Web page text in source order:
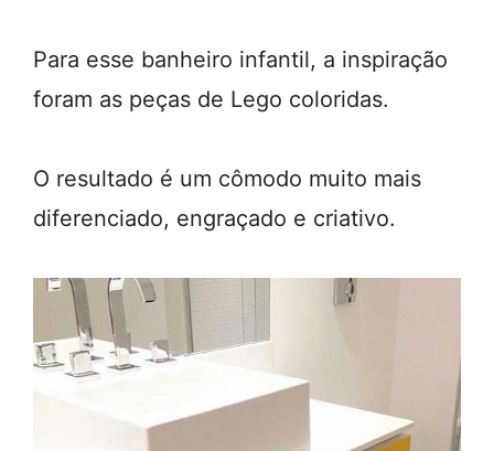
Para esse banheiro infantil, a inspiração
foram as peças de Lego coloridas.
O resultado é um cômodo muito mais
diferenciado, engraçado e criativo.